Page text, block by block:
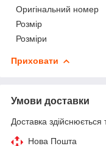
Оригінальний номер
Розмір
Розміри
Приховати
Умови доставки
Доставка здійснюється
Нова Пошта